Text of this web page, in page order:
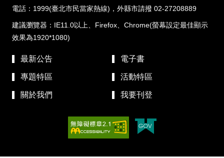
電話：1999(臺北市民當家熱線)，外縣市請撥 02-27208889
建議瀏覽器：IE11.0以上、Firefox、Chrome(螢幕設定最佳顯示
效果為1920*1080)
最新公告 電子書
專題特區 活動特區
關於我們 我要刊登